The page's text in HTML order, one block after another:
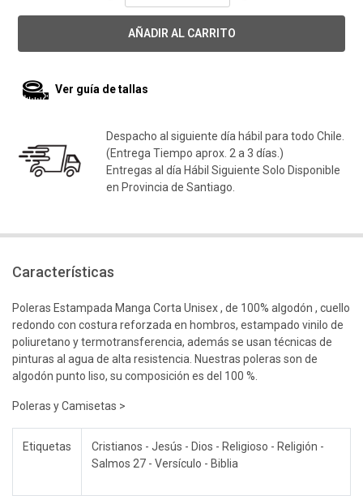
Ver guía de tallas
Despacho al siguiente día hábil para todo Chile.
(Entrega Tiempo aprox. 2 a 3 días.)
Entregas al día Hábil Siguiente Solo Disponible
en Provincia de Santiago.
Características
Poleras Estampada Manga Corta Unisex , de 100% algodón , cuello
redondo con costura reforzada en hombros, estampado vinilo de
poliuretano y termotransferencia, además se usan técnicas de
pinturas al agua de alta resistencia. Nuestras poleras son de
algodón punto liso, su composición es del 100 %.
Poleras y Camisetas >
Etiquetas
Cristianos - Jesús - Dios - Religioso - Religión -
Salmos 27 - Versículo - Biblia